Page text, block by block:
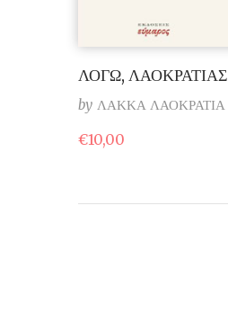
ΛΟΓΩ, ΛΑΟΚΡΑΤΙΑΣ
by ΛΑΚΚΑ ΛΑΟΚΡΑΤΙΑ
€10,00